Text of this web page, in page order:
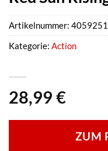
28,99 €
ZUM
Artikelnummer:
Kategorie: Action